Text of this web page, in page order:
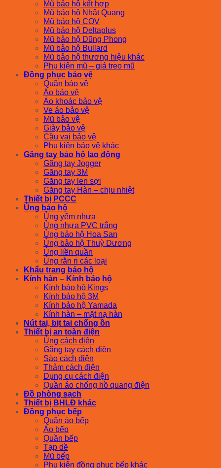
Mũ bảo hộ kết hợp
Mũ bảo hộ Nhật Quang
Mũ bảo hộ COV
Mũ bảo hộ Deltaplus
Mũ bảo hộ Dũng Phong
Mũ bảo hộ Bullard
Mũ bảo hộ thương hiệu khác
Phụ kiện mũ – giá treo mũ
Đồng phục bảo vệ
Quần bảo vệ
Áo bảo vệ
Áo khoác bảo vệ
Ve áo bảo vệ
Mũ bảo vệ
Giày bảo vệ
Cầu vai bảo vệ
Phụ kiện bảo vệ khác
Găng tay bảo hộ lao động
Găng tay Jogger
Găng tay 3M
Găng tay len sợi
Găng tay Hàn – chịu nhiệt
Thiết bị PCCC
Ủng bảo hộ
Ủng yếm nhựa
Ủng nhựa PVC trắng
Ủng bảo hộ Hoa San
Ủng bảo hộ Thuỳ Dương
Ủng liền quần
Ủng rằn ri các loại
Khẩu trang bảo hộ
Kính hàn – Kính bảo hộ
Kính bảo hộ Kings
Kính bảo hộ 3M
Kính bảo hộ Yamada
Kính hàn – mặt nạ hàn
Nút tai, bịt tai chống ồn
Thiết bị an toàn điện
Ủng cách điện
Găng tay cách điện
Sào cách điện
Thảm cách điện
Dụng cụ cách điện
Quần áo chống hồ quang điện
Đồ phòng sạch
Thiết bị BHLĐ khác
Đồng phục bếp
Quần áo bếp
Áo bếp
Quần bếp
Tạp dề
Mũ bếp
Phụ kiện đồng phục bếp khác